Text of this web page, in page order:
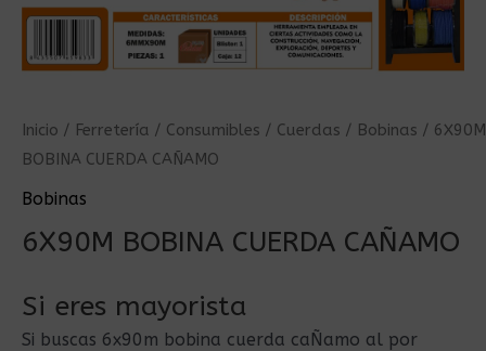
Inicio / Ferretería / Consumibles / Cuerdas / Bobinas / 6X90M
BOBINA CUERDA CAÑAMO
Bobinas
6X90M BOBINA CUERDA CAÑAMO
Si eres mayorista
Si buscas 6x90m bobina cuerda caÑamo al por